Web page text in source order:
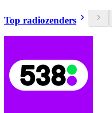
Top radiozenders